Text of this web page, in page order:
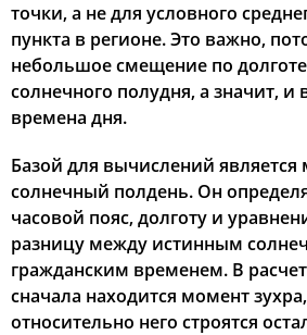
17, Пн 03:46 05:52 13:11
18, Вт 03:49 05:54 13:11
19, Ср 03:52
20, Чт 03:54 05:57 13:10
03:57 05:59 13:10
04:00 06:00 13:10
23, Вс 04:02 06:02 13:09
точки, а не для условного
пункта в регионе. Это важно,
небольшое смещение по
солнечного полудня, а значит,
времена дня.
Базой для вычислений является
солнечный полдень. Он
часовой пояс, долготу и
разницу между истинным
гражданским временем. В
сначала находится момент
относительно него строятся